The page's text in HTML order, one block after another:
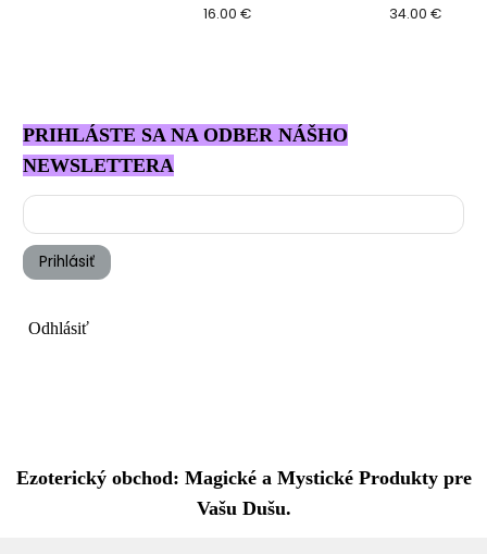
16.00 €
34.00 €
PRIHLÁSTE SA NA ODBER NÁŠHO
NEWSLETTERA
Prihlásiť
Odhlásiť
Ezoterický obchod: Magické a Mystické Produkty pre
Vašu Dušu.